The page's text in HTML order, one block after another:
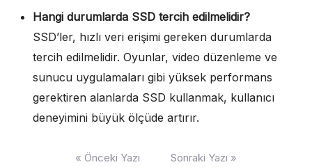
Hangi durumlarda SSD tercih edilmelidir?
SSD’ler, hızlı veri erişimi gereken durumlarda
tercih edilmelidir. Oyunlar, video düzenleme ve
sunucu uygulamaları gibi yüksek performans
gerektiren alanlarda SSD kullanmak, kullanıcı
deneyimini büyük ölçüde artırır.
« Önceki Yazı Sonraki Yazı »